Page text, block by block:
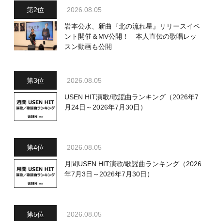
2026.08.05
岩本公水、新曲『北の流れ星』リリースイベ
ント開催＆MV公開！ 本人直伝の歌唱レッ
スン動画も公開
2026.08.05
USEN HIT演歌/歌謡曲ランキング（2026年7
月24日～2026年7月30日）
2026.08.05
月間USEN HIT演歌/歌謡曲ランキング（2026
年7月3日～2026年7月30日）
2026.08.05